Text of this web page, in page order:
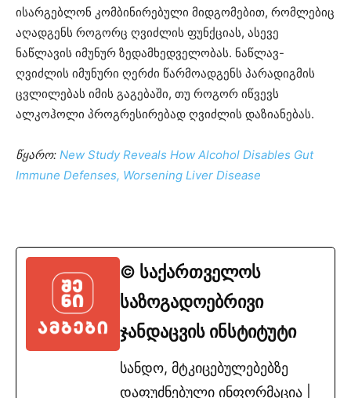
ისარგებლონ კომბინირებული მიდგომებით, რომლებიც
აღადგენს როგორც ღვიძლის ფუნქციას, ასევე
ნაწლავის იმუნურ ზედამხედველობას. ნაწლავ-
ღვიძლის იმუნური ღერძი წარმოადგენს პარადიგმის
ცვლილებას იმის გაგებაში, თუ როგორ იწვევს
ალკოჰოლი პროგრესირებად ღვიძლის დაზიანებას.
წყარო: New Study Reveals How Alcohol Disables Gut
Immune Defenses, Worsening Liver Disease
© საქართველოს
საზოგადოებრივი
ჯანდაცვის ინსტიტუტი
სანდო, მტკიცებულებებზე
დაფუძნებული ინფორმაცია |